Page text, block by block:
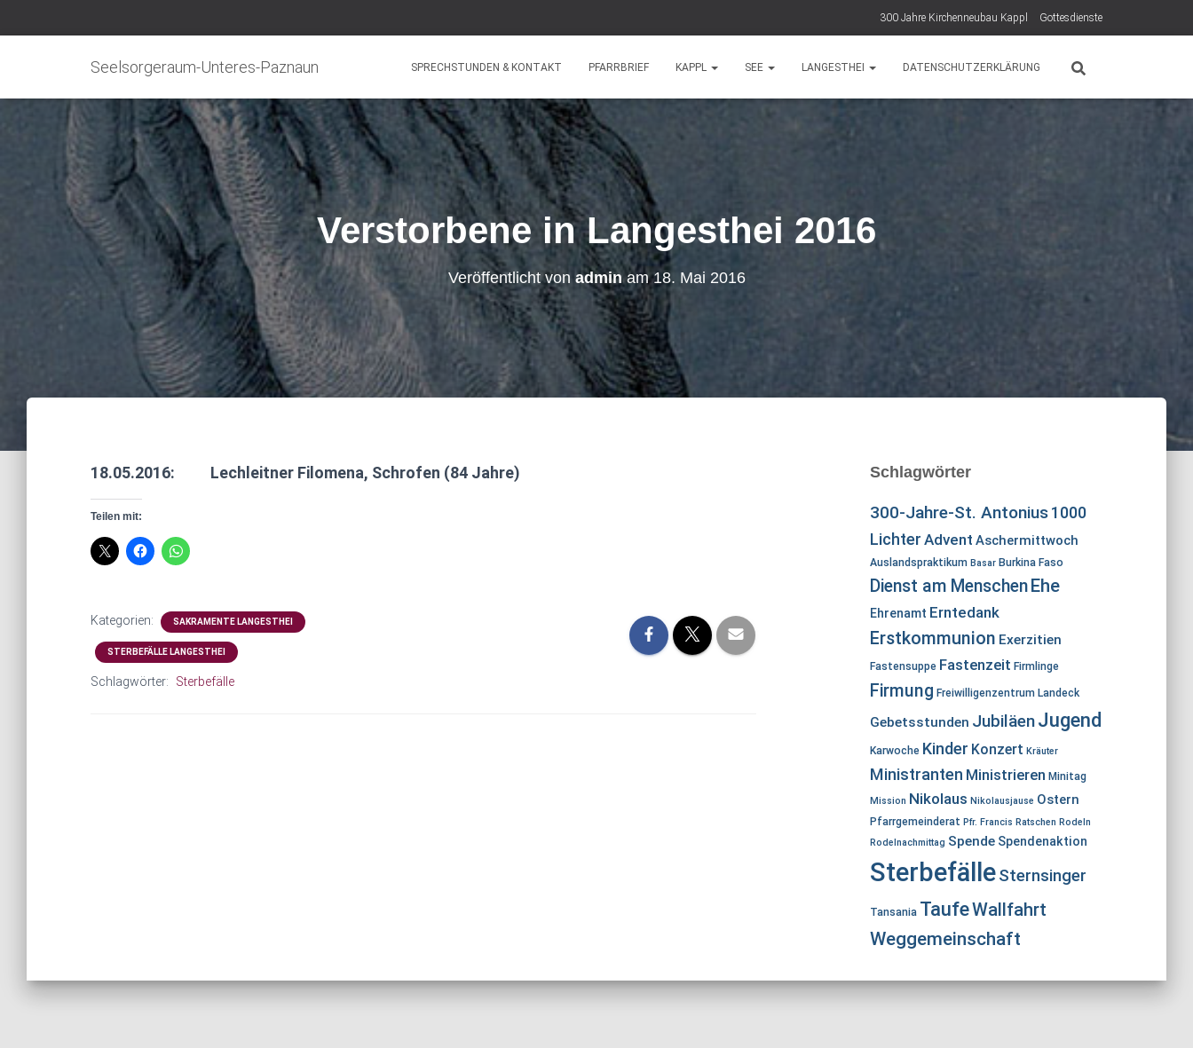
300 Jahre Kirchenneubau Kappl Gottesdienste
Seelsorgeraum-Unteres-Paznaun SPRECHSTUNDEN & KONTAKT PFARRBRIEF KAPPL SEE LANGESTHEI DATENSCHUTZERKLÄRUNG
Verstorbene in Langesthei 2016
Veröffentlicht von adminam18. Mai 2016
18.05.2016: Lechleitner Filomena, Schrofen (84 Jahre)
Teilen mit:
Kategorien: SAKRAMENTE LANGESTHEI
STERBEFÄLLE LANGESTHEI
Schlagwörter: Sterbefälle
Schlagwörter
300-Jahre-St. Antonius 1000
Lichter Advent Aschermittwoch
Auslandspraktikum Basar Burkina Faso
Dienst am MenschenEhe
Ehrenamt Erntedank
Erstkommunion Exerzitien
Fastensuppe Fastenzeit Firmlinge
Firmung Freiwilligenzentrum Landeck
Gebetsstunden Jubiläen Jugend
Karwoche Kinder Konzert Kräuter
Ministranten Ministrieren Minitag
Mission Nikolaus Nikolausjause Ostern
Pfarrgemeinderat Pfr. Francis Ratschen Rodeln
Rodelnachmittag Spende Spendenaktion
Sterbefälle Sternsinger
Tansania TaufeWallfahrt
Weggemeinschaft